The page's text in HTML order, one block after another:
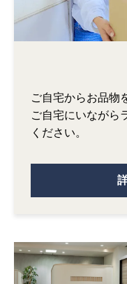
ご自宅からお品物
ご自宅にいながら
ください。